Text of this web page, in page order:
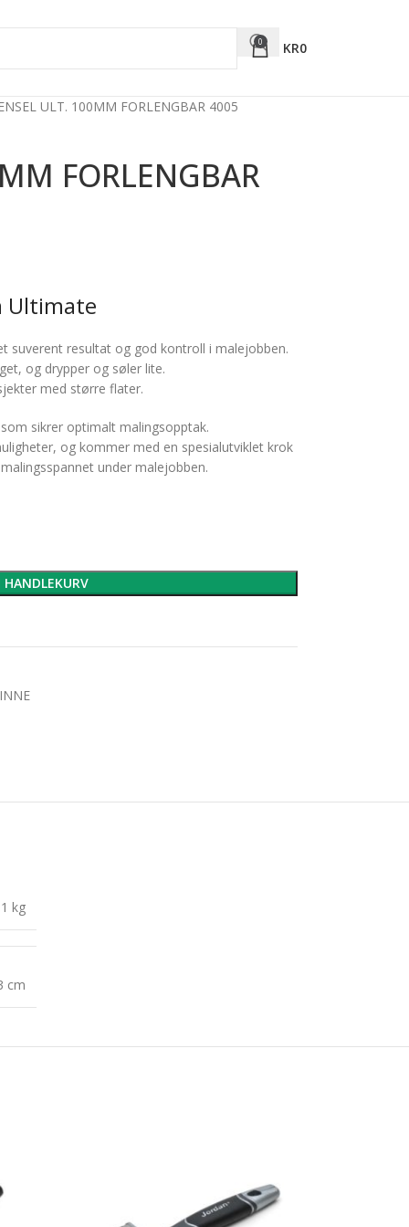
0 KR0
ULT. 100MM FORLENGBAR 4005
FORLENGBAR
Ultimate
suverent resultat og god kontroll i malejobben.
og drypper og søler lite.
med større flater.
sikrer optimalt malingsopptak.
og kommer med en spesialutviklet krok
under malejobben.
HANDLEKURV
kg
cm